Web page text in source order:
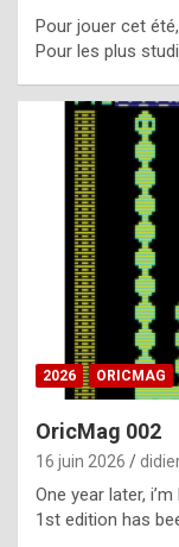
Pour jouer cet
Pour les plus
2026 ORICMAG
OricMag 002
16 juin 2026
One year later,
1st edition has